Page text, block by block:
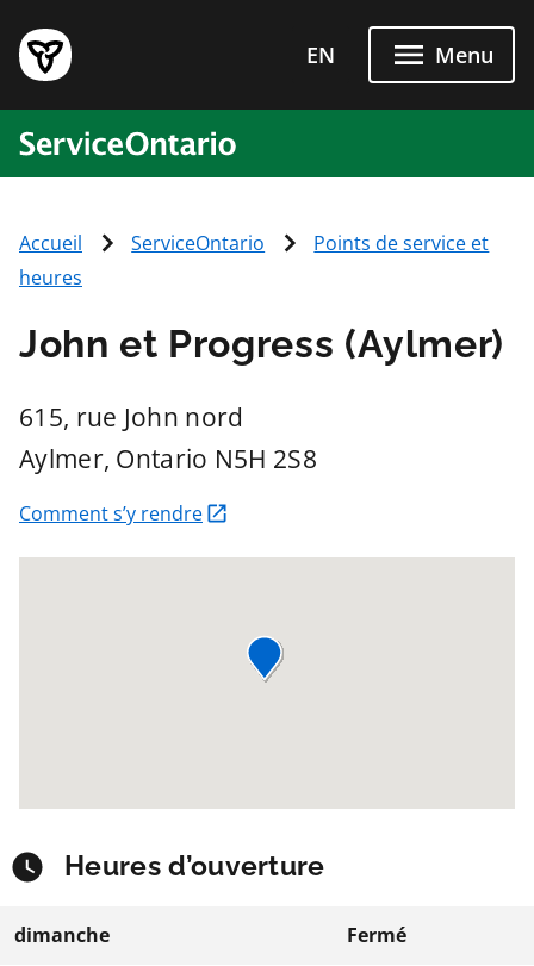
EN Menu
Accueil ServiceOntario
Points de service et
heures
John et Progress (Aylmer)
615, rue John nord
Aylmer, Ontario N5H 2S8
Comment s’y rendre
Heures d’ouverture
dimanche Fermé